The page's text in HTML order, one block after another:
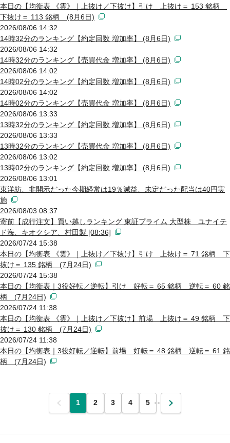
本日の【均衡表 《雲》｜上抜け／下抜け】引け 上抜け＝ 153 銘柄
下抜け＝ 113 銘柄 (8月6日)
2026/08/06 14:32
14時32分のランキング【約定回数 増加率】 (8月6日)
2026/08/06 14:32
14時32分のランキング【売買代金 増加率】 (8月6日)
2026/08/06 14:02
14時02分のランキング【約定回数 増加率】 (8月6日)
2026/08/06 14:02
14時02分のランキング【売買代金 増加率】 (8月6日)
2026/08/06 13:33
13時32分のランキング【約定回数 増加率】 (8月6日)
2026/08/06 13:33
13時32分のランキング【売買代金 増加率】 (8月6日)
2026/08/06 13:02
13時02分のランキング【約定回数 増加率】 (8月6日)
2026/08/06 13:01
東洋紡、非開示だった今期経常は19％減益、未定だった配当は40円実
施
2026/08/03 08:37
寄前【成行注文】買い越しランキング 東証プライム 大型株 ユナイテ
ド海、キオクシア、村田製 [08:36]
2026/07/24 15:38
本日の【均衡表 《雲》｜上抜け／下抜け】引け 上抜け＝ 71 銘柄 下
抜け＝ 135 銘柄 (7月24日)
2026/07/24 15:38
本日の【均衡表｜3役好転／逆転】引け 好転＝ 65 銘柄 逆転＝ 60 銘
柄 (7月24日)
2026/07/24 11:38
本日の【均衡表 《雲》｜上抜け／下抜け】前場 上抜け＝ 49 銘柄 下
抜け＝ 130 銘柄 (7月24日)
2026/07/24 11:38
本日の【均衡表｜3役好転／逆転】前場 好転＝ 48 銘柄 逆転＝ 61 銘
柄 (7月24日)
前 1 2 3 4 5 … 次